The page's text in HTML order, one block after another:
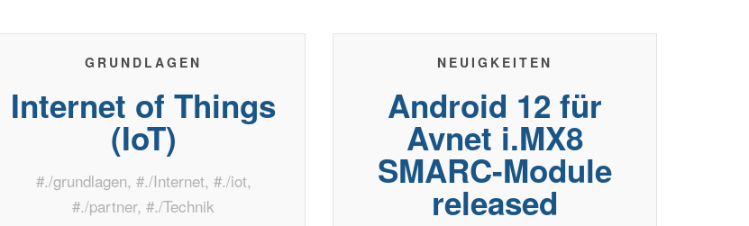
GRUNDLAGEN
Internet of Things
(IoT)
#./grundlagen, #./Internet, #./iot,
#./partner, #./Technik
NEUIGKEITEN
Android 12 für
Avnet i.MX8
SMARC-Module
released